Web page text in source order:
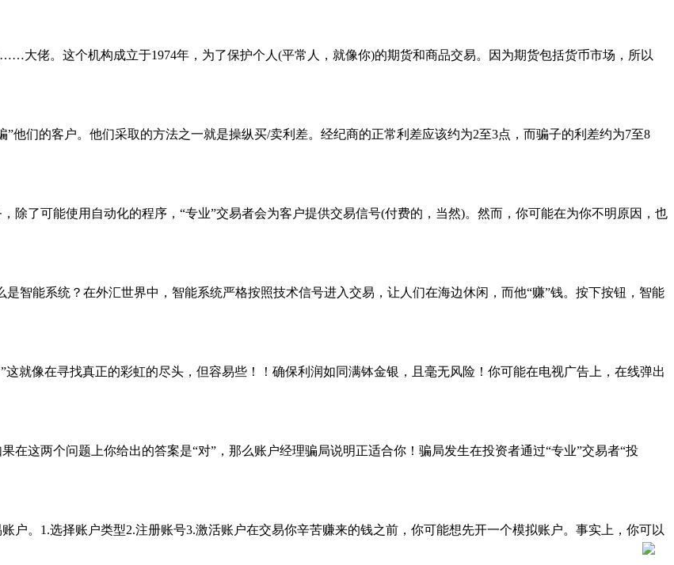
大佬。这个机构成立于1974年，为了保护个人(平常人，就像你)的期货和商品交易。因为期货包括货币市场，所以
他们的客户。他们采取的方法之一就是操纵买/卖利差。经纪商的正常利差应该约为2至3点，而骗子的利差约为7至8
除了可能使用自动化的程序，“专业”交易者会为客户提供交易信号(付费的，当然)。然而，你可能在为你不明原因，也
智能系统？在外汇世界中，智能系统严格按照技术信号进入交易，让人们在海边休闲，而他“赚”钱。按下按钮，智能
这就像在寻找真正的彩虹的尽头，但容易些！！确保利润如同满钵金银，且毫无风险！你可能在电视广告上，在线弹出
在这两个问题上你给出的答案是“对”，那么账户经理骗局说明正适合你！骗局发生在投资者通过“专业”交易者“投
户。1.选择账户类型2.注册账号3.激活账户在交易你辛苦赚来的钱之前，你可能想先开一个模拟账户。事实上，你可以